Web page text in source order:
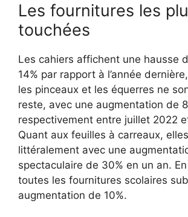
Les fournitures les
touchées
Les cahiers affichent une hausse
14% par rapport à l’année
les pinceaux et les équerres ne
reste, avec une augmentation de
respectivement entre juillet 2022
Quant aux feuilles à carreaux,
littéralement avec une
spectaculaire de 30% en un an.
toutes les fournitures scolaires
augmentation de 10%.